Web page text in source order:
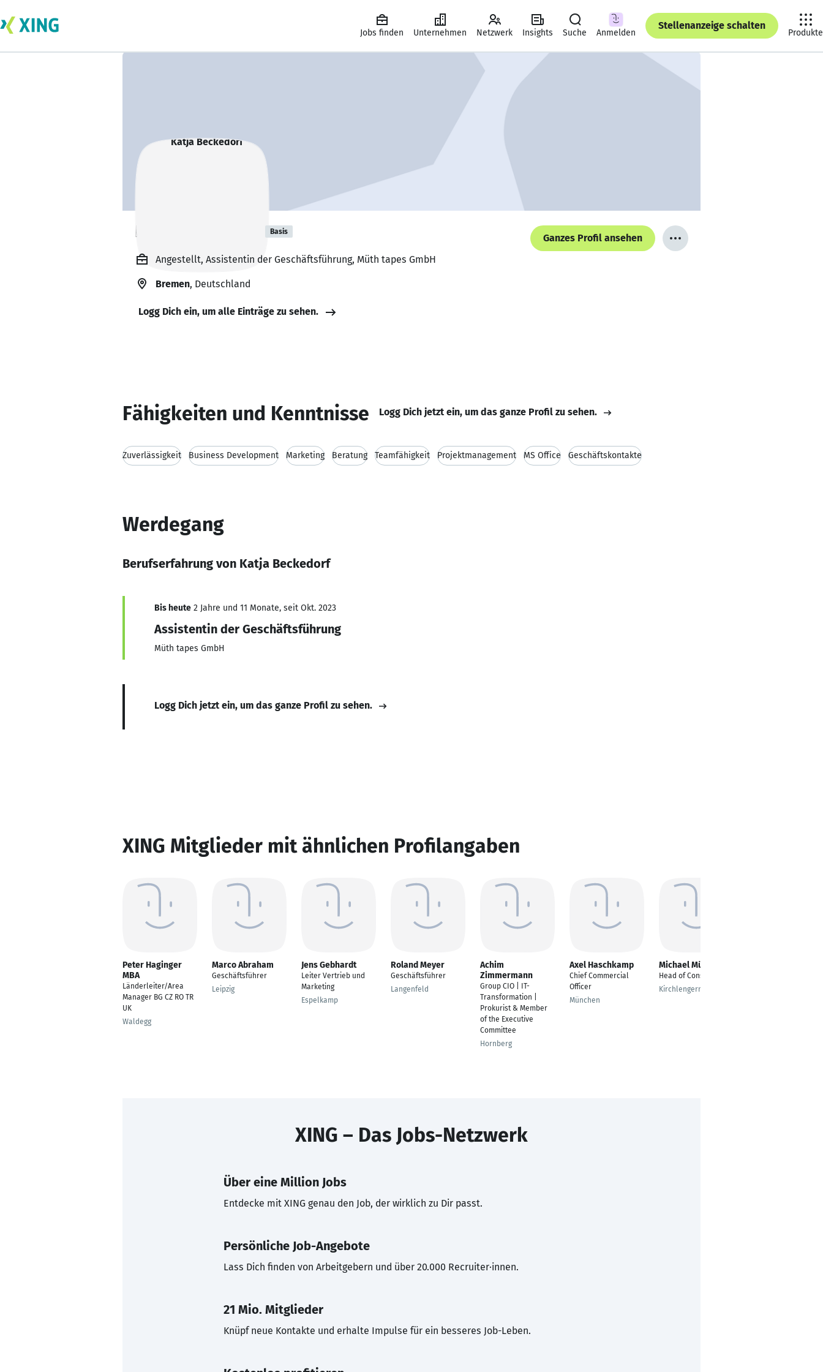
Jobs finden Unternehmen Netzwerk Insights Suche Anmelden
Stellenanzeige schalten
Produkte
Katja Beckedorf Basis
Ganzes Profil ansehen
Angestellt, Assistentin der Geschäftsführung, Müth tapes GmbH
Bremen, Deutschland
Logg Dich ein, um alle Einträge zu sehen.
Fähigkeiten und Kenntnisse Logg Dich jetzt ein, um das ganze Profil zu sehen.
Zuverlässigkeit Business Development Marketing Beratung Teamfähigkeit Projektmanagement MS Office Geschäftskontakte
Werdegang
Berufserfahrung von Katja Beckedorf
Bis heute 2 Jahre und 11 Monate, seit Okt. 2023
Assistentin der Geschäftsführung
Müth tapes GmbH
Logg Dich jetzt ein, um das ganze Profil zu sehen.
XING Mitglieder mit ähnlichen Profilangaben
Peter Haginger
MBA
Länderleiter/Area
Manager BG CZ RO TR
UK
Waldegg
Marco Abraham
Geschäftsführer
Leipzig
Jens Gebhardt
Leiter Vertrieb und
Marketing
Espelkamp
Roland Meyer
Geschäftsführer
Langenfeld
Achim
Zimmermann
Group CIO | IT-
Transformation |
Prokurist & Member
of the Executive
Committee
Hornberg
Axel Haschkamp
Chief Commercial
Officer
München
Michael Müller
Head of Consulting
Kirchlengern
XING – Das Jobs-Netzwerk
Über eine Million Jobs
Entdecke mit XING genau den Job, der wirklich zu Dir passt.
Persönliche Job-Angebote
Lass Dich finden von Arbeitgebern und über 20.000 Recruiter·innen.
21 Mio. Mitglieder
Knüpf neue Kontakte und erhalte Impulse für ein besseres Job-Leben.